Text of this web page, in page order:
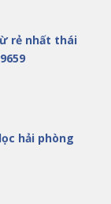
rẻ nhất thái
hải phòng